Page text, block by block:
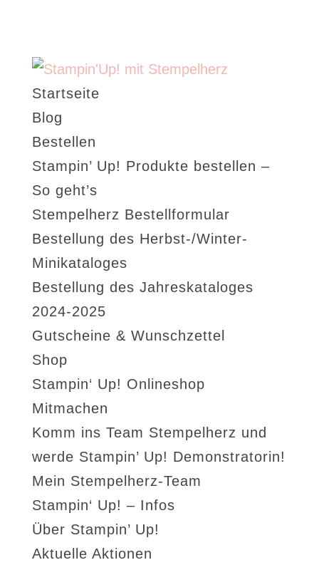
Startseite
Blog
Bestellen
Stampin’ Up! Produkte bestellen –
So geht’s
Stempelherz Bestellformular
Bestellung des Herbst-/Winter-
Minikataloges
Bestellung des Jahreskataloges
2024-2025
Gutscheine & Wunschzettel
Shop
Stampin‘ Up! Onlineshop
Mitmachen
Komm ins Team Stempelherz und
werde Stampin’ Up! Demonstratorin!
Mein Stempelherz-Team
Stampin‘ Up! – Infos
Über Stampin’ Up!
Aktuelle Aktionen